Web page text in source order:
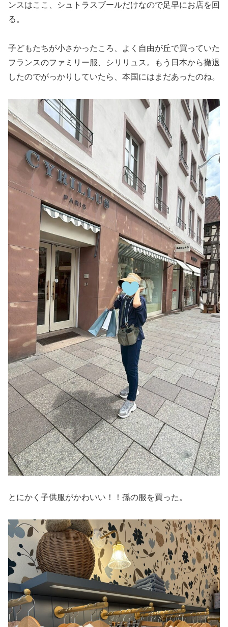
ンスはここ、シュトラスブールだけなので足早にお店を回
る。
子どもたちが小さかったころ、よく自由が丘で買っていた
フランスのファミリー服、シリリュス。もう日本から撤退
したのでがっかりしていたら、本国にはまだあったのね。
とにかく子供服がかわいい！！孫の服を買った。